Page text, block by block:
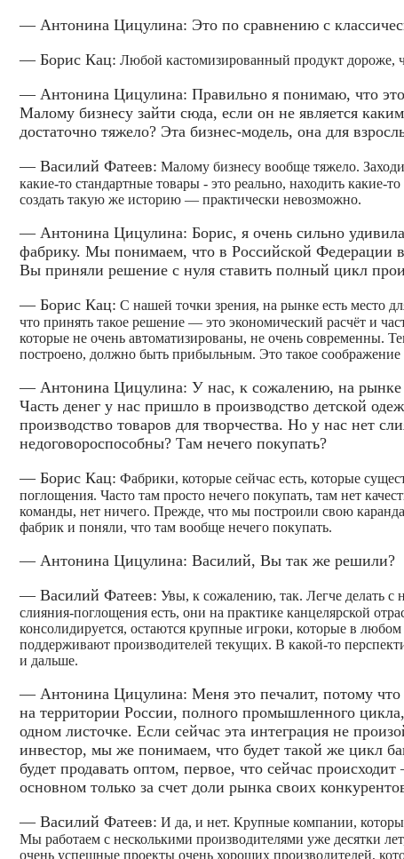
— Антонина Цицулина: Это по сравнению с
— Борис Кац: Любой кастомизированный продукт дороже,
— Антонина Цицулина: Правильно я понимаю, что это
Малому бизнесу зайти сюда, если он не является
достаточно тяжело? Эта бизнес-модель, она для
— Василий Фатеев: Малому бизнесу вообще тяжело.
какие-то стандартные товары - это реально, находить
создать такую же историю — практически невозможно.
— Антонина Цицулина: Борис, я очень сильно
фабрику. Мы понимаем, что в Российской Федерации
Вы приняли решение с нуля ставить полный цикл
— Борис Кац: С нашей точки зрения, на рынке есть место
что принять такое решение — это экономический расчёт и
которые не очень автоматизированы, не очень современны.
построено, должно быть прибыльным. Это такое
— Антонина Цицулина: У нас, к сожалению, на рынке
Часть денег у нас пришло в производство детской
производство товаров для творчества. Но у нас
недоговороспособны? Там нечего покупать?
— Борис Кац: Фабрики, которые сейчас есть, которые
поглощения. Часто там просто нечего покупать, там нет
команды, нет ничего. Прежде, что мы построили свою
фабрик и поняли, что там вообще нечего покупать.
— Антонина Цицулина: Василий, Вы так же решили?
— Василий Фатеев: Увы, к сожалению, так. Легче делать с
слияния-поглощения есть, они на практике канцелярской
консолидируется, остаются крупные игроки, которые в
поддерживают производителей текущих. В какой-то
и дальше.
— Антонина Цицулина: Меня это печалит, потому
на территории России, полного промышленного
одном листочке. Если сейчас эта интеграция не
инвестор, мы же понимаем, что будет такой же цикл
будет продавать оптом, первое, что сейчас
основном только за счет доли рынка своих
— Василий Фатеев: И да, и нет. Крупные компании,
Мы работаем с несколькими производителями уже десятки
очень успешные проекты очень хороших производителей,